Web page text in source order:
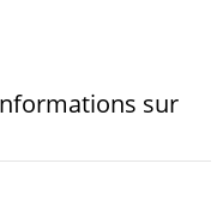
sur